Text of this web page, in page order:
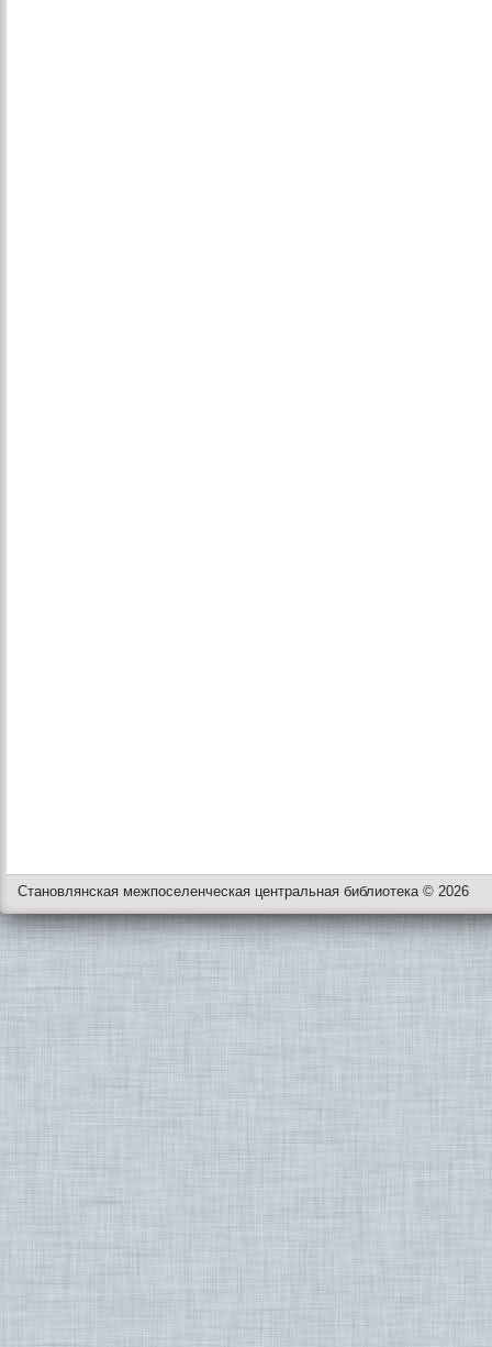
Становлянская межпоселенческая центральная библиотека © 2026